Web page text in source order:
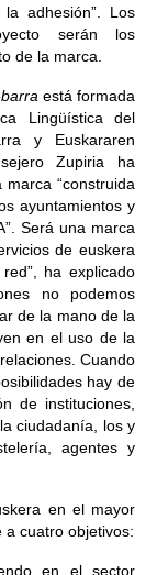
adhesión”. Los
serán los
de la marca.
está formada
Lingüística del
y Euskararen
Zupiria ha
marca “construida
ayuntamientos y
Será una marca
de euskera
ha explicado
no podemos
de la mano de la
en el uso de la
Cuando
hay de
de instituciones,
ciudadanía, los y
agentes y
en el mayor
a cuatro objetivos:
en el sector